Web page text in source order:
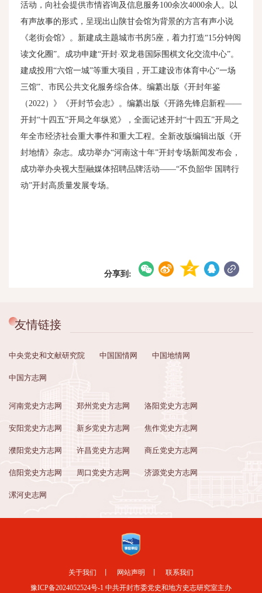
活动，向社会提供市情咨询及信息服务100余次4000余人。以
有声故事的形式，呈现出山陕甘会馆为背景的方言有声小说
《老街会馆》。新建成主题城市书房5座，着力打造“15分钟阅
读文化圈”。成功申建“开封·双龙巷国际围棋文化交流中心”。
建成投用“六馆一城”等重大项目，开工建设市体育中心“一场
三馆”、市民公共文化服务综合体。编纂出版《开封年鉴
（2022）》《开封节会志》。编纂出版《开路先锋启新程——
开封“十四五”开局之年纵览》，全面记述开封“十四五”开局之
年全市经济社会重大事件和重大工程。全新改版编辑出版《开
封地情》杂志。成功举办“河南这十年”开封专场新闻发布会，
成功举办央视大型融媒体招聘品牌活动——“不负韶华 国聘行
动”开封高质量发展专场。
分享到:
友情链接
中央党史和文献研究院 中国国情网 中国地情网
中国方志网
河南党史方志网 郑州党史方志网 洛阳党史方志网
安阳党史方志网 新乡党史方志网 焦作党史方志网
濮阳党史方志网 许昌党史方志网 商丘党史方志网
信阳党史方志网 周口党史方志网 济源党史方志网
漯河史志网
关于我们 网站声明
联系我们
豫ICP备2024052524号-1 中共开封市委党史和地方史志研究室主办